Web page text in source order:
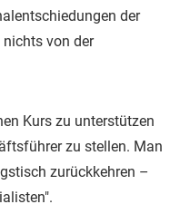
der
nichts von der
Kurs zu unterstützen
zu stellen. Man
zurückkehren –